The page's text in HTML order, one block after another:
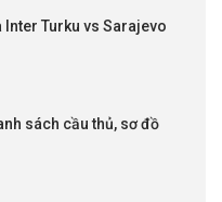
Turku vs Sarajevo
sách cầu thủ, sơ đồ